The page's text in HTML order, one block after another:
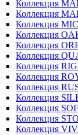
Коллекция
Коллекция
Коллекция
Коллекция
Коллекция
Коллекция
Коллекция
Коллекция
Коллекция
Коллекция
Коллекция
Коллекция
Коллекция